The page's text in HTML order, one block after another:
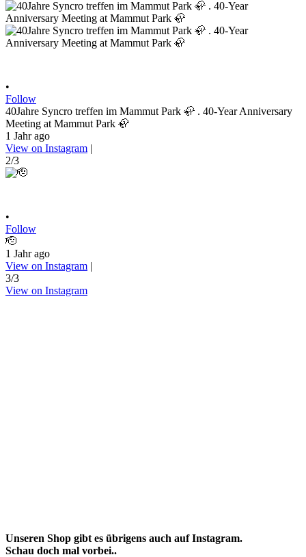
•
Follow
40Jahre Syncro treffen im Mammut Park 🦣 . 40-Year Anniversary
Meeting at Mammut Park 🦣
1 Jahr ago
View on Instagram |
2/3
•
Follow
🫡
1 Jahr ago
View on Instagram |
3/3
View on Instagram
Unseren Shop gibt es übrigens auch auf Instagram.
Schau doch mal vorbei..